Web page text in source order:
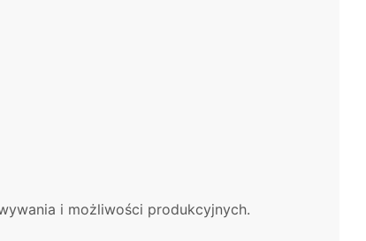
i możliwości produkcyjnych.